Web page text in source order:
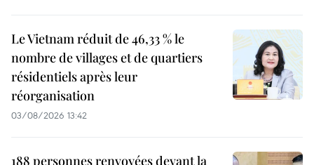
Le Vietnam réduit de 46,33 % le
nombre de villages et de quartiers
résidentiels après leur
réorganisation
03/08/2026 13:42
188 personnes renvoyées devant la